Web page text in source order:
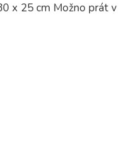
x 25 cm Možno prát v